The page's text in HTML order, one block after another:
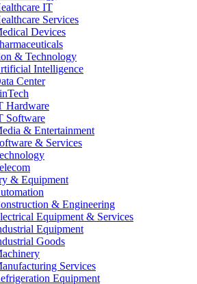
IT
Services
Devices
& Technology
Intelligence
Center
Hardware
Software
& Entertainment
& Services
& Equipment
& Engineering
Equipment & Services
Equipment
Goods
Services
Equipment